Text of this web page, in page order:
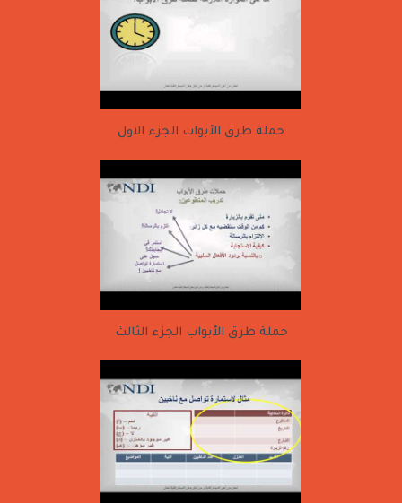
حملة طرق الأبواب الجزء الاول
حملة طرق الأبواب الجزء الثالث